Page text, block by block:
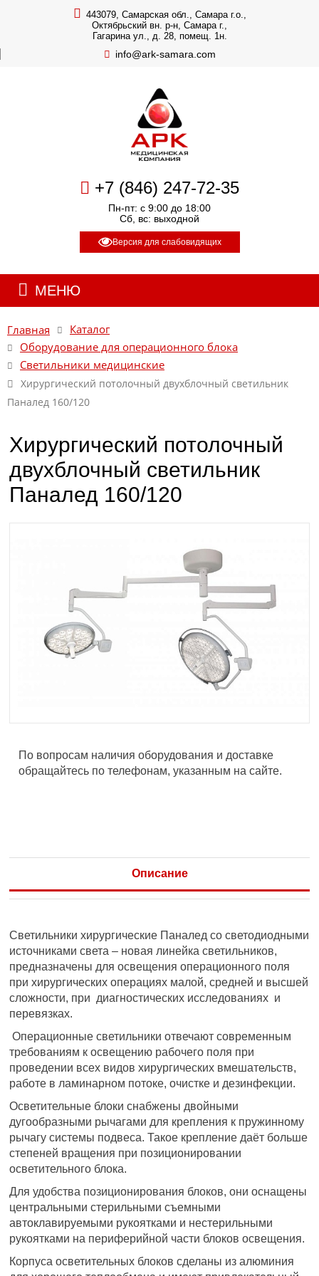
443079, Самарская обл., Самара г.о.,
Октябрьский вн. р-н, Самара г.,
Гагарина ул., д. 28, помещ. 1н.
info@ark-samara.com
+7 (846) 247-72-35
Пн-пт: с 9:00 до 18:00
Сб, вс: выходной
Версия для слабовидящих
МЕНЮ
Главная
Каталог
Оборудование для операционного блока
Светильники медицинские
Хирургический потолочный двухблочный светильник
Паналед 160/120
Хирургический потолочный
двухблочный светильник
Паналед 160/120
По вопросам наличия оборудования и доставке
обращайтесь по телефонам, указанным на сайте.
Описание
Светильники хирургические Паналед со светодиодными
источниками света – новая линейка светильников,
предназначены для освещения операционного поля
при хирургических операциях малой, средней и высшей
сложности, при диагностических исследованиях и
перевязках.
Операционные светильники отвечают современным
требованиям к освещению рабочего поля при
проведении всех видов хирургических вмешательств,
работе в ламинарном потоке, очистке и дезинфекции.
Осветительные блоки снабжены двойными
дугообразными рычагами для крепления к пружинному
рычагу системы подвеса. Такое крепление даёт больше
степеней вращения при позиционировании
осветительного блока.
Для удобства позиционирования блоков, они оснащены
центральными стерильными съемными
автоклавируемыми рукоятками и нестерильными
рукоятками на периферийной части блоков освещения.
Корпуса осветительных блоков сделаны из алюминия